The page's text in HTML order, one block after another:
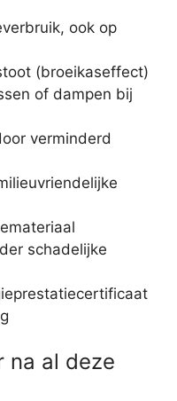
ook op
(broeikaseffect)
of dampen bij
verminderd
schadelijke
na al deze